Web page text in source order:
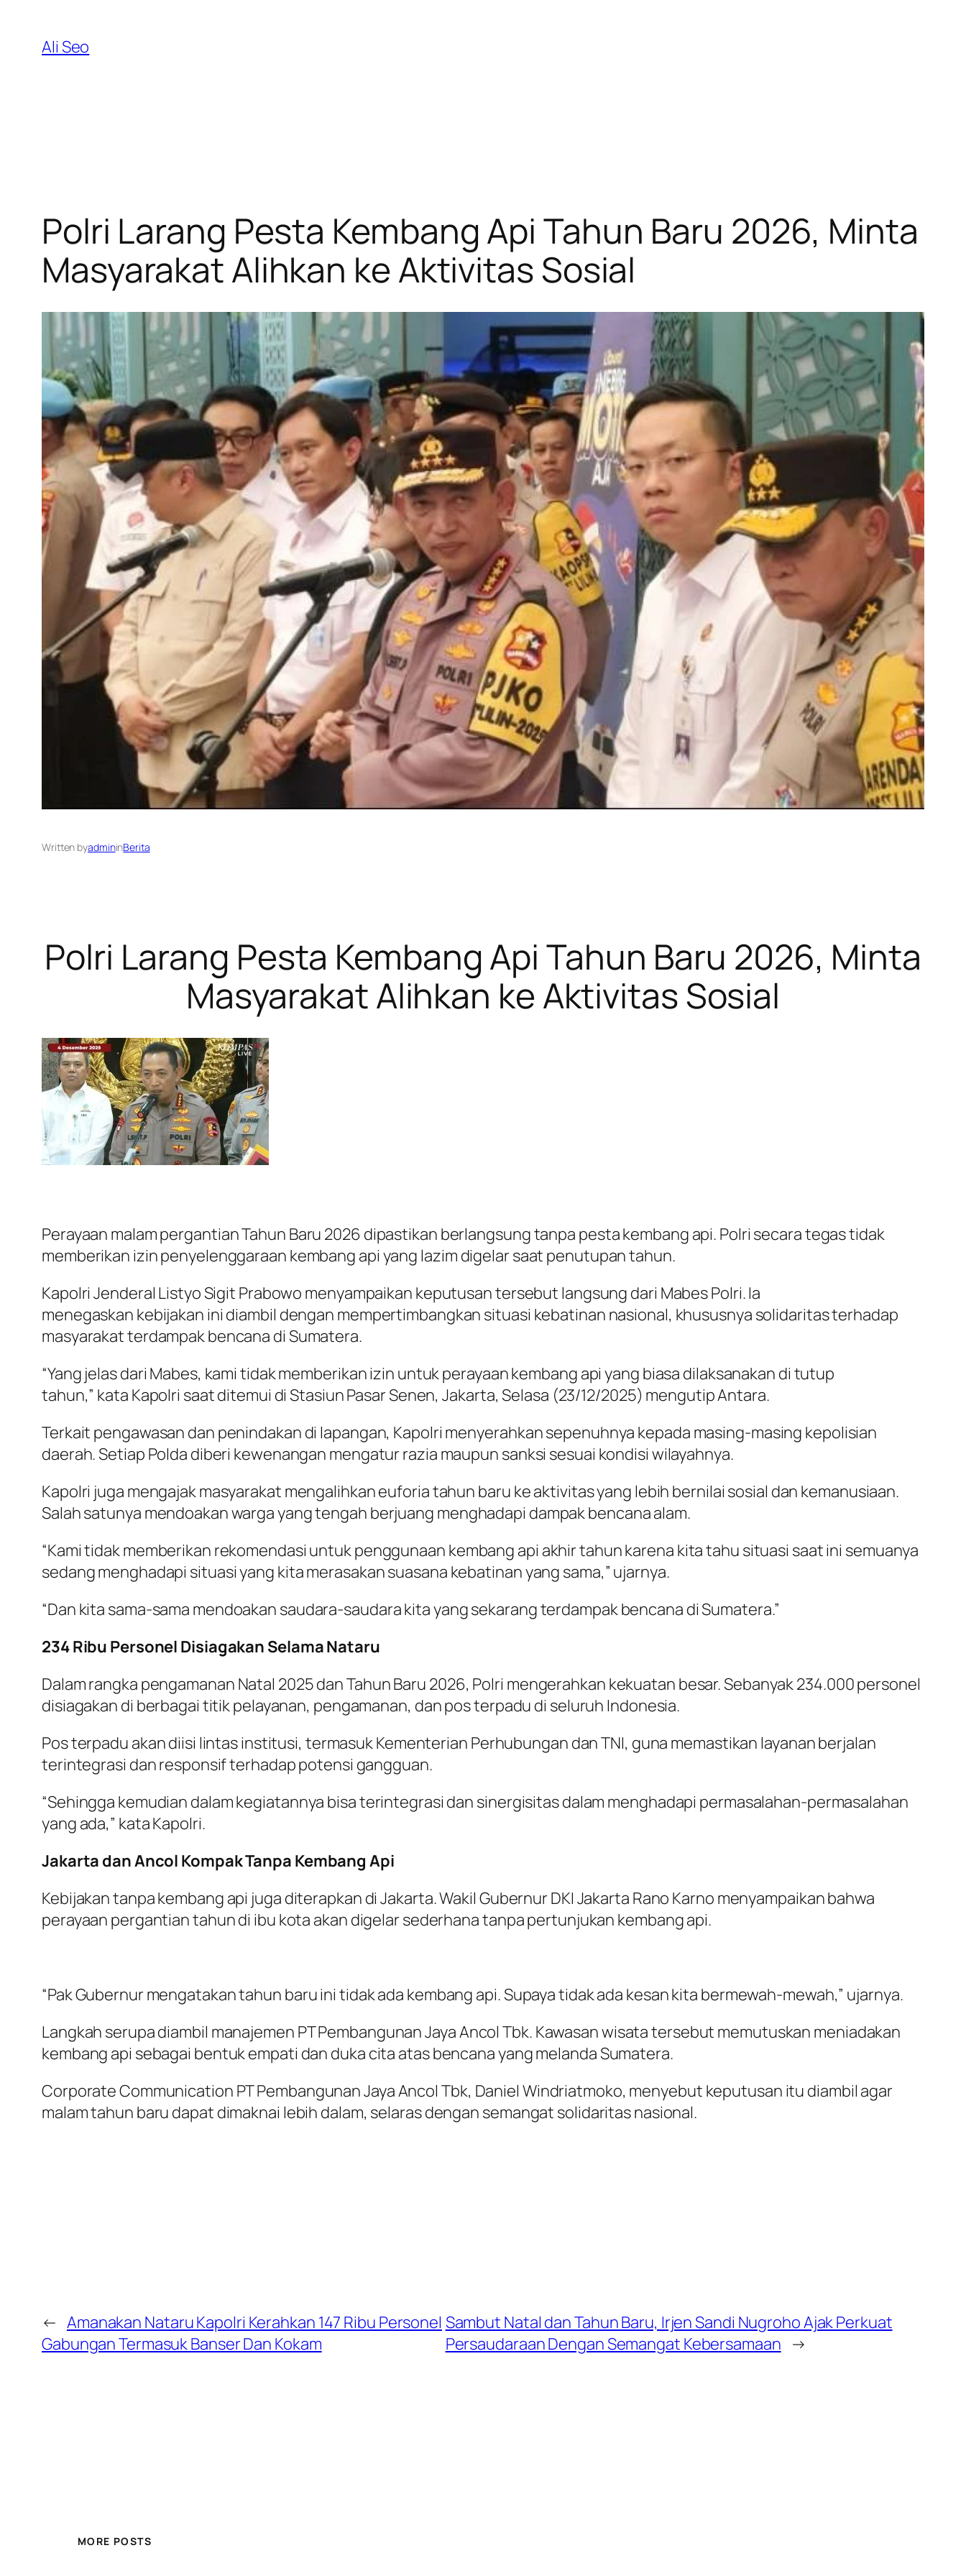
content
Ali Seo
Polri Larang Pesta Kembang Api Tahun Baru 2026, Minta
Masyarakat Alihkan ke Aktivitas Sosial
Written byadmininBerita
Polri Larang Pesta Kembang Api Tahun Baru 2026, Minta
Masyarakat Alihkan ke Aktivitas Sosial
Perayaan malam pergantian Tahun Baru 2026 dipastikan berlangsung tanpa pesta kembang api. Polri secara tegas tidak
memberikan izin penyelenggaraan kembang api yang lazim digelar saat penutupan tahun.
Kapolri Jenderal Listyo Sigit Prabowo menyampaikan keputusan tersebut langsung dari Mabes Polri. Ia
menegaskan kebijakan ini diambil dengan mempertimbangkan situasi kebatinan nasional, khususnya solidaritas terhadap
masyarakat terdampak bencana di Sumatera.
“Yang jelas dari Mabes, kami tidak memberikan izin untuk perayaan kembang api yang biasa dilaksanakan di tutup
tahun,” kata Kapolri saat ditemui di Stasiun Pasar Senen, Jakarta, Selasa (23/12/2025) mengutipAntara.
Terkait pengawasan dan penindakan di lapangan, Kapolri menyerahkan sepenuhnya kepada masing-masing kepolisian
daerah. Setiap Polda diberi kewenangan mengatur razia maupun sanksi sesuai kondisi wilayahnya.
Kapolri juga mengajak masyarakat mengalihkan euforia tahun baru ke aktivitas yang lebih bernilai sosial dan kemanusiaan.
Salah satunya mendoakan warga yang tengah berjuang menghadapi dampak bencana alam.
“Kami tidak memberikan rekomendasi untuk penggunaan kembang api akhir tahun karena kita tahu situasi saat ini semuanya
sedang menghadapi situasi yang kita merasakan suasana kebatinan yang sama,” ujarnya.
“Dan kita sama-sama mendoakan saudara-saudara kita yang sekarang terdampak bencana di Sumatera.”
234 Ribu Personel Disiagakan Selama Nataru
Dalam rangka pengamanan Natal 2025 dan Tahun Baru 2026, Polri mengerahkan kekuatan besar. Sebanyak 234.000 personel
disiagakan di berbagai titik pelayanan, pengamanan, dan pos terpadu di seluruh Indonesia.
Pos terpadu akan diisi lintas institusi, termasuk Kementerian Perhubungan dan TNI, guna memastikan layanan berjalan
terintegrasi dan responsif terhadap potensi gangguan.
“Sehingga kemudian dalam kegiatannya bisa terintegrasi dan sinergisitas dalam menghadapi permasalahan-permasalahan
yang ada,” kata Kapolri.
Jakarta dan Ancol Kompak Tanpa Kembang Api
Kebijakan tanpa kembang api juga diterapkan di Jakarta. Wakil Gubernur DKI Jakarta Rano Karno menyampaikan bahwa
perayaan pergantian tahun di ibu kota akan digelar sederhana tanpa pertunjukan kembang api.
“Pak Gubernur mengatakan tahun baru ini tidak ada kembang api. Supaya tidak ada kesan kita bermewah-mewah,” ujarnya.
Langkah serupa diambil manajemen PT Pembangunan Jaya Ancol Tbk. Kawasan wisata tersebut memutuskan meniadakan
kembang api sebagai bentuk empati dan duka cita atas bencana yang melanda Sumatera.
Corporate Communication PT Pembangunan Jaya Ancol Tbk, Daniel Windriatmoko, menyebut keputusan itu diambil agar
malam tahun baru dapat dimaknai lebih dalam, selaras dengan semangat solidaritas nasional.
← Amanakan Nataru Kapolri Kerahkan 147 Ribu Personel
Gabungan Termasuk Banser Dan Kokam
Sambut Natal dan Tahun Baru, Irjen Sandi Nugroho Ajak Perkuat
Persaudaraan Dengan Semangat Kebersamaan →
MORE POSTS